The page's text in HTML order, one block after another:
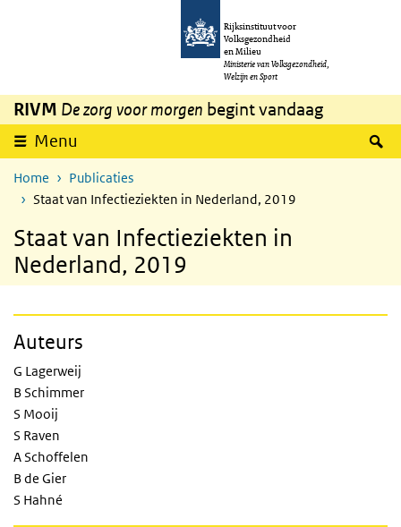
Overslaan en naar de inhoud gaan
Rijksinstituut voor
Volksgezondheid
en Milieu
Ministerie van Volksgezondheid,
Welzijn en Sport
RIVM De zorg voor morgen begint vandaag
Menu
Home
Publicaties
Staat van Infectieziekten in Nederland, 2019
Staat van Infectieziekten in
Nederland, 2019
Auteurs
G Lagerweij
B Schimmer
S Mooij
S Raven
A Schoffelen
B de Gier
S Hahné